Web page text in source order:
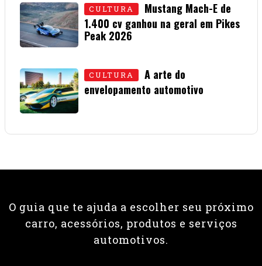
CULTURA
Mustang Mach-E de
1.400 cv ganhou na geral em Pikes
Peak 2026
CULTURA
A arte do
envelopamento automotivo
O guia que te ajuda a escolher seu próximo
carro, acessórios, produtos e serviços
automotivos.